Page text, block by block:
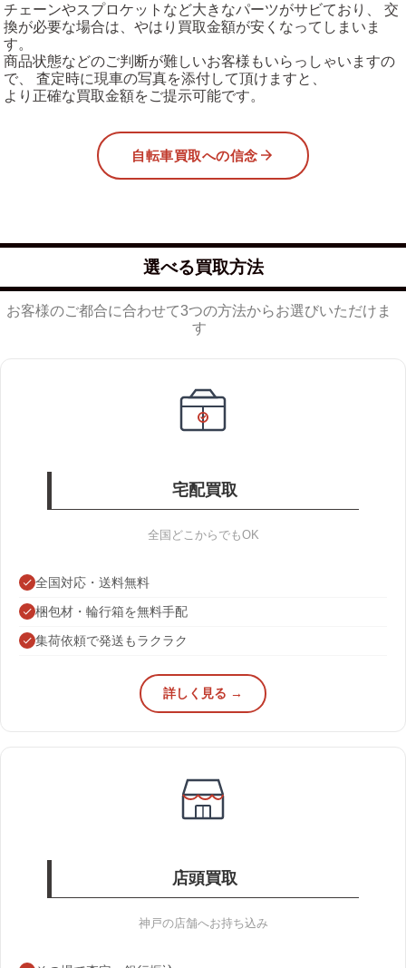
チェーンやスプロケットなど大きなパーツがサビており、 交
換が必要な場合は、やはり買取金額が安くなってしまいま
す。
商品状態などのご判断が難しいお客様もいらっしゃいますの
で、 査定時に現車の写真を添付して頂けますと、
より正確な買取金額をご提示可能です。
自転車買取への信念
選べる買取方法
お客様のご都合に合わせて3つの方法からお選びいただけま
す
宅配買取
全国どこからでもOK
全国対応・送料無料
梱包材・輪行箱を無料手配
集荷依頼で発送もラクラク
詳しく見る →
店頭買取
神戸の店舗へお持ち込み